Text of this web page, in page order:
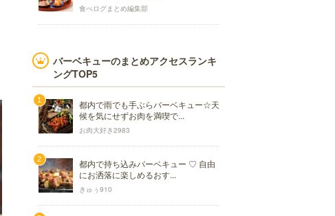
食べログまとめ編集部
バーベキューのまとめアクセスランキ
ングTOP5
都内で雨でも手ぶらバーベキュー☆天
候を気にせずお肉を満喫で...
お肉大好き2983
都内で持ち込みバーベキュー ♡ 自由
にお洒落に楽しめるおす...
きゅぅ910